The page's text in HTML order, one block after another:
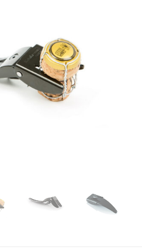
FAVORITOS